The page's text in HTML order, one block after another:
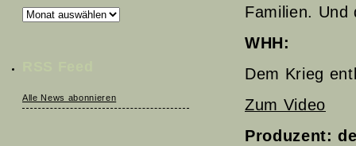
Familien.
WHH:
Dem Krieg
Zum Video
Produzent:
Archiv
Alle News abonnieren